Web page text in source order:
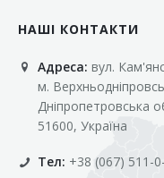
«Фора»
«Фреш»
НАШІ КОНТАКТИ
Адреса: вул.
м.
Дніпропетровська
51600, Україна
Тел: +38 (067) 511-